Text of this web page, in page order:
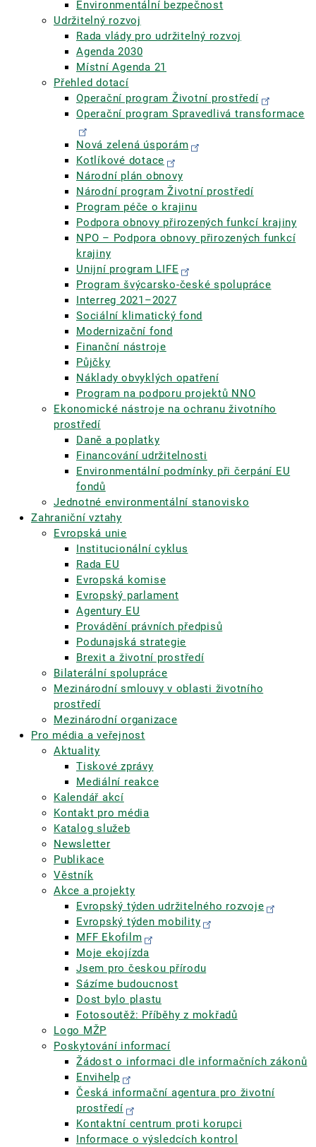
Environmentální bezpečnost
Udržitelný rozvoj
Rada vlády pro udržitelný rozvoj
Agenda 2030
Místní Agenda 21
Přehled dotací
Operační program Životní prostředí
Operační program Spravedlivá transformace
Nová zelená úsporám
Kotlíkové dotace
Národní plán obnovy
Národní program Životní prostředí
Program péče o krajinu
Podpora obnovy přirozených funkcí krajiny
NPO – Podpora obnovy přirozených funkcí
krajiny
Unijní program LIFE
Program švýcarsko-české spolupráce
Interreg 2021–2027
Sociální klimatický fond
Modernizační fond
Finanční nástroje
Půjčky
Náklady obvyklých opatření
Program na podporu projektů NNO
Ekonomické nástroje na ochranu životního
prostředí
Daně a poplatky
Financování udržitelnosti
Environmentální podmínky při čerpání EU
fondů
Jednotné environmentální stanovisko
Zahraniční vztahy
Evropská unie
Institucionální cyklus
Rada EU
Evropská komise
Evropský parlament
Agentury EU
Provádění právních předpisů
Podunajská strategie
Brexit a životní prostředí
Bilaterální spolupráce
Mezinárodní smlouvy v oblasti životního
prostředí
Mezinárodní organizace
Pro média a veřejnost
Aktuality
Tiskové zprávy
Mediální reakce
Kalendář akcí
Kontakt pro média
Katalog služeb
Newsletter
Publikace
Věstník
Akce a projekty
Evropský týden udržitelného rozvoje
Evropský týden mobility
MFF Ekofilm
Moje ekojízda
Jsem pro českou přírodu
Sázíme budoucnost
Dost bylo plastu
Fotosoutěž: Příběhy z mokřadů
Logo MŽP
Poskytování informací
Žádost o informaci dle informačních zákonů
Envihelp
Česká informační agentura pro životní
prostředí
Kontaktní centrum proti korupci
Informace o výsledcích kontrol